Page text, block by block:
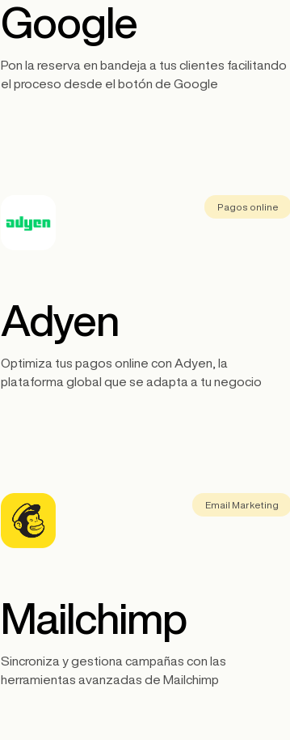
Google
Pon la reserva en bandeja a tus clientes facilitando
el proceso desde el botón de Google
Pagos online
Adyen
Optimiza tus pagos online con Adyen, la
plataforma global que se adapta a tu negocio
Email Marketing
Mailchimp
Sincroniza y gestiona campañas con las
herramientas avanzadas de Mailchimp